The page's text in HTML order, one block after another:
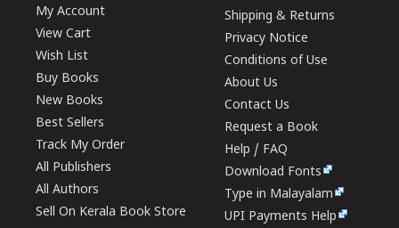
My Account
View Cart
Wish List
Buy Books
New Books
Best Sellers
Track My Order
All Publishers
All Authors
Sell On Kerala Book Store
Shipping & Returns
Privacy Notice
Conditions of Use
About Us
Contact Us
Request a Book
Help / FAQ
Download Fonts
Type in Malayalam
UPI Payments Help